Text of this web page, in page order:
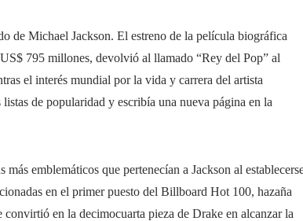
de Michael Jackson. El estreno de la película biográfica
795 millones, devolvió al llamado “Rey del Pop” al
el interés mundial por la vida y carrera del artista
de popularidad y escribía una nueva página en la
emblemáticos que pertenecían a Jackson al
en el primer puesto del Billboard Hot 100, hazaña
en la decimocuarta pieza de Drake en alcanzar la